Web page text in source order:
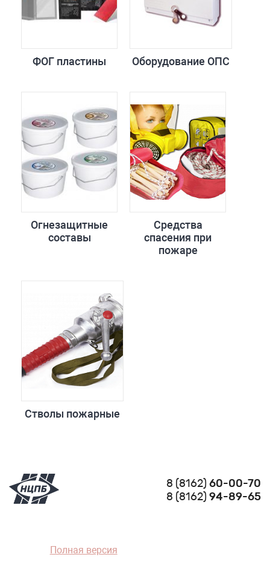
ФОГ пластины Оборудование ОПС
Огнезащитные
составы
Средства
спасения при
пожаре
Стволы пожарные
8 (8162)60-00-70
8 (8162)94-89-65
Полная версия